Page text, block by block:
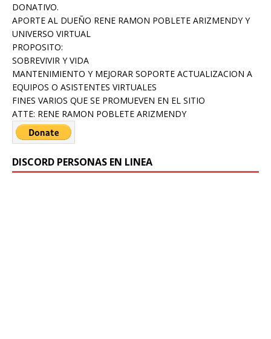
DONATIVO.
APORTE AL DUEÑO RENE RAMON POBLETE ARIZMENDY Y
UNIVERSO VIRTUAL
PROPOSITO:
SOBREVIVIR Y VIDA
MANTENIMIENTO Y MEJORAR SOPORTE ACTUALIZACION A
EQUIPOS O ASISTENTES VIRTUALES
FINES VARIOS QUE SE PROMUEVEN EN EL SITIO
ATTE: RENE RAMON POBLETE ARIZMENDY
DISCORD PERSONAS EN LINEA